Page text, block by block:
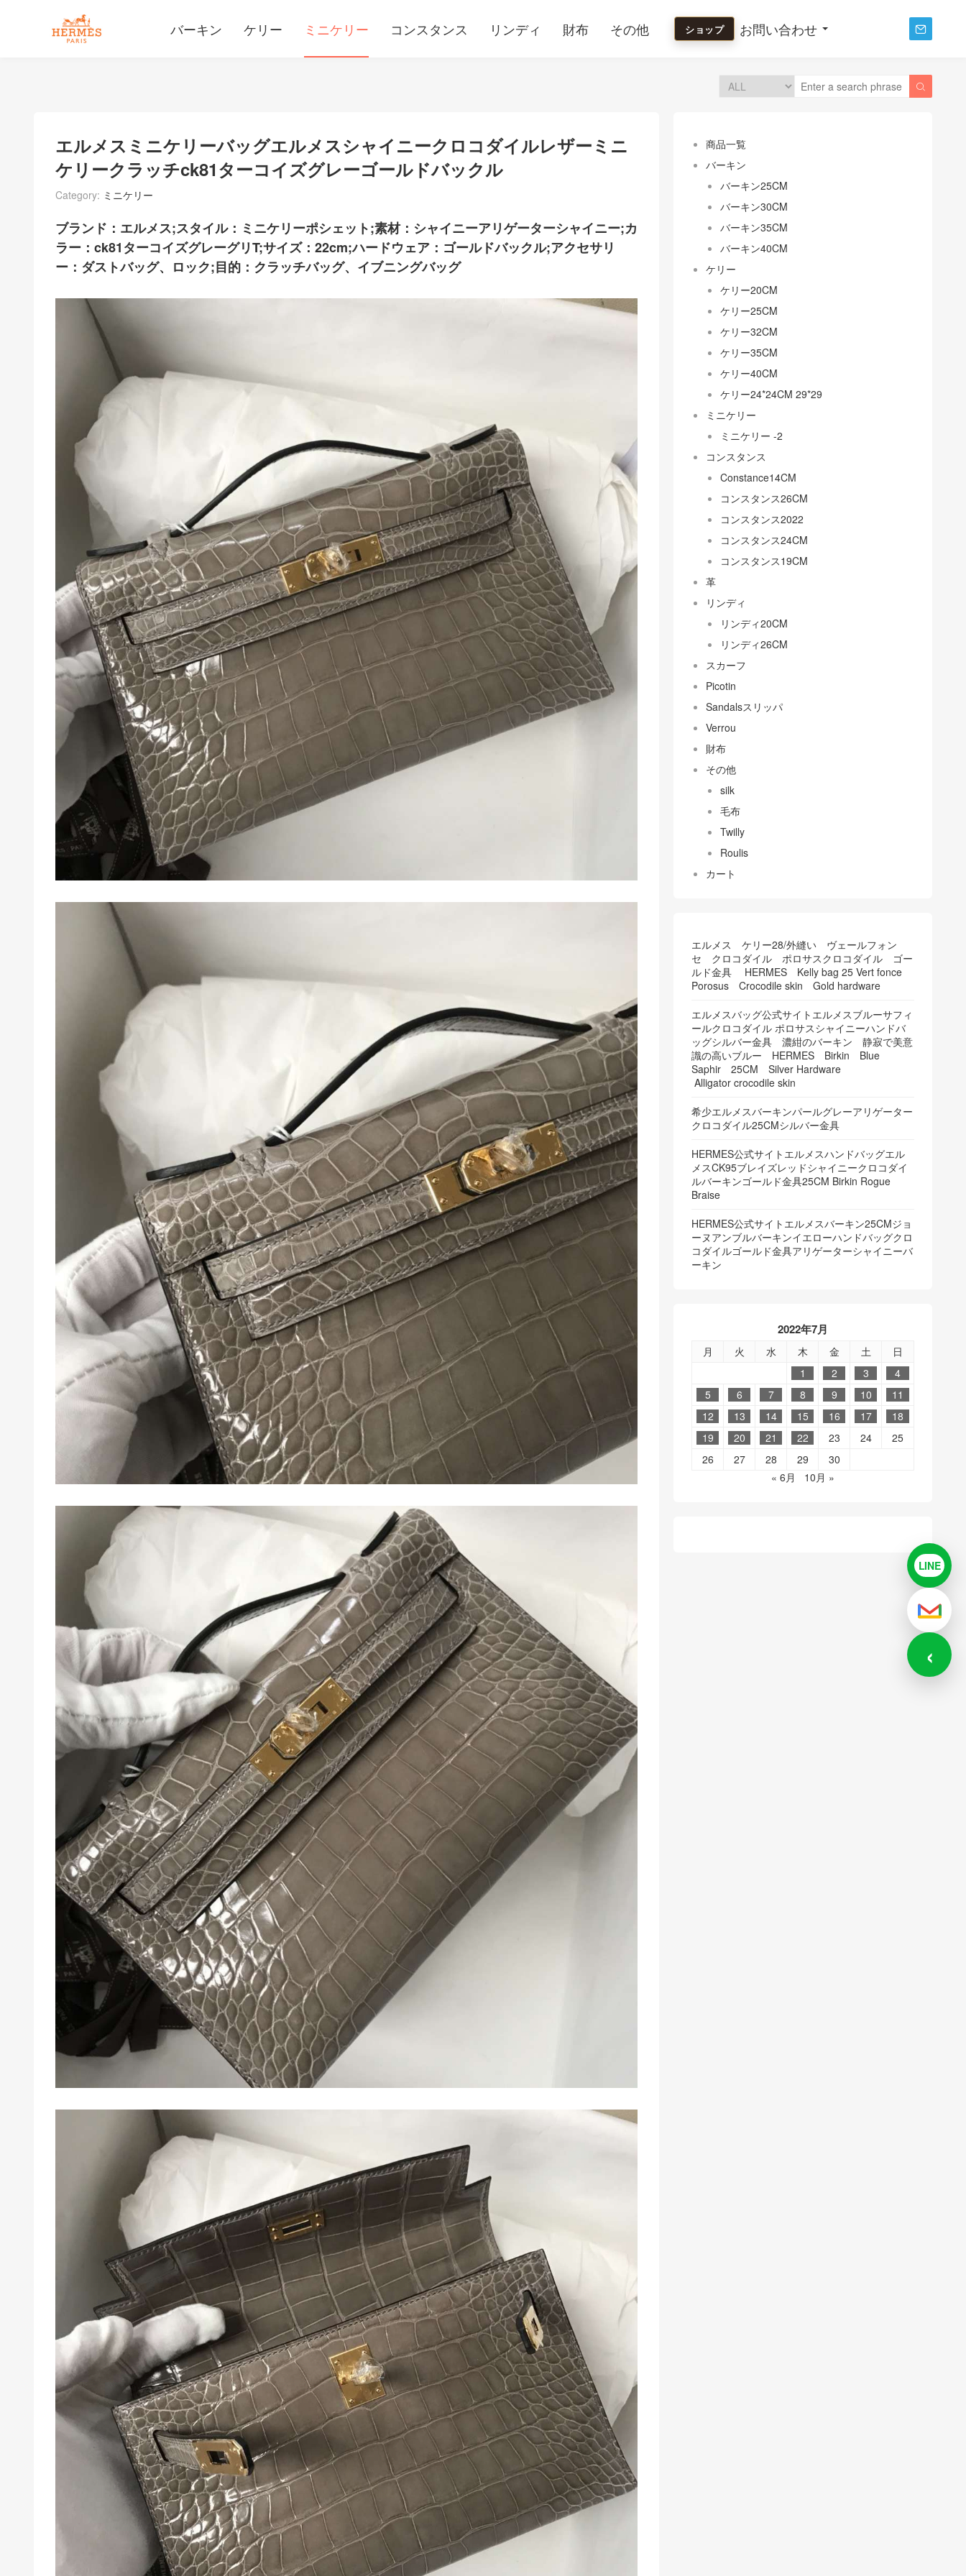
バーキン ケリー ミニケリー コンスタンス リンディ 財布 その他 ショップ お問い合わせ 

エルメスミニケリーバッグエルメスシャイニークロコダイルレザーミニ
ケリークラッチck81ターコイズグレーゴールドバックル
Category: ミニケリー
ブランド：エルメス;スタイル：ミニケリーポシェット;素材：シャイニーアリゲーターシャイニー;カ
ラー：ck81ターコイズグレーグリT;サイズ：22cm;ハードウェア：ゴールドバックル;アクセサリ
ー：ダストバッグ、ロック;目的：クラッチバッグ、イブニングバッグ
商品一覧
バーキン
バーキン25CM
バーキン30CM
バーキン35CM
バーキン40CM
ケリー
ケリー20CM
ケリー25CM
ケリー32CM
ケリー35CM
ケリー40CM
ケリー24*24CM 29*29
ミニケリー
ミニケリー -2
コンスタンス
Constance14CM
コンスタンス26CM
コンスタンス2022
コンスタンス24CM
コンスタンス19CM
革
リンディ
リンディ20CM
リンディ26CM
スカーフ
Picotin
Sandalsスリッパ
Verrou
財布
その他
silk
毛布
Twilly
Roulis
カート
エルメス ケリー28/外縫い ヴェールフォン
セ クロコダイル ポロサスクロコダイル ゴー
ルド金具 HERMES Kelly bag 25 Vert fonce
Porosus Crocodile skin Gold hardware
エルメスバッグ公式サイトエルメスブルーサフィ
ールクロコダイル ポロサスシャイニーハンドバ
ッグシルバー金具 濃紺のバーキン 静寂で美意
識の高いブルー HERMES Birkin Blue
Saphir 25CM Silver Hardware
Alligator crocodile skin
希少エルメスバーキンパールグレーアリゲーター
クロコダイル25CMシルバー金具
HERMES公式サイトエルメスハンドバッグエル
メスCK95ブレイズレッドシャイニークロコダイ
ルバーキンゴールド金具25CM Birkin Rogue
Braise
HERMES公式サイトエルメスバーキン25CMジョ
ーヌアンブルバーキンイエローハンドバッグクロ
コダイルゴールド金具アリゲーターシャイニーバ
ーキン
2022年7月
月 火 水 木 金 土
日
1
2 3
4
5
6 7 8 9 10
11
12
13 14 15 16 17
18
19
20 21 22 23 24
25
26
27 28 29
30
« 6月
10月 »
LINELINEで
メール
‹